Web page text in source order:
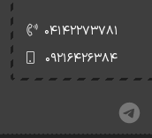
۰۴۱۴۲۲۷۳۷۸۱
۰۹۲۱۶۴۲۶۳۸۴